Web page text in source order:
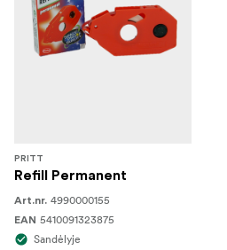
PRITT
Refill Permanent
Art.nr. 4990000155
EAN 5410091323875
Sandėlyje